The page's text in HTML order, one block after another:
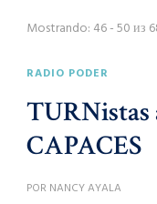
Mostrando: 46 - 50 из
RADIO PODER
CAPACES
POR NANCY AYALA